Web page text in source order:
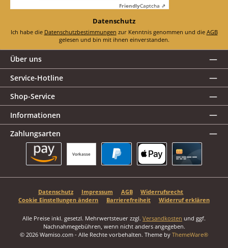
FriendlyCaptcha ⇗
Datenschutz
Ich habe die Datenschutzbestimmungen zur Kenntnis genommen und die AGB
gelesen und bin mit ihnen einverstanden.
Über uns
Service-Hotline
Shop-Service
Informationen
Zahlungsarten
Vorkasse
Datenschutz Impressum AGB
Widerrufsrecht
Cookie Einstellungen ändern
Barrierefreiheit Widerruf erklären
Alle Preise inkl. gesetzl. Mehrwertsteuer zzgl. Versandkosten und ggf.
Nachnahmegebühren, wenn nicht anders angegeben.
© 2026 Wamiso.com - Alle Rechte vorbehalten. Theme by ThemeWare®